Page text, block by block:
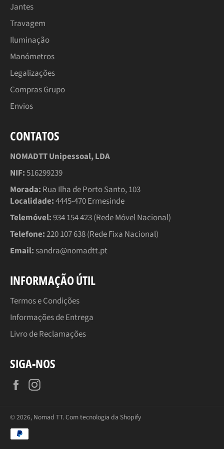
Jantes
Travagem
Iluminação
Manómetros
Legalizações
Compras Grupo
Envios
CONTATOS
NOMADTT Unipessoal, LDA
NIF:516299239
Morada: Rua Ilha de Porto Santo, 103
Localidade:4445-470 Ermesinde
Telemóvel:934 154 423 (Rede Móvel Nacional)
Telefone:220 107 638 (Rede Fixa Nacional)
Email: sandra@nomadtt.pt
INFORMAÇÃO ÚTIL
Termos e Condições
Informações de Entrega
Livro de Reclamações
SIGA-NOS
Facebook
© 2026, Nomad TT.Com tecnologia da Shopify
Métodos
de